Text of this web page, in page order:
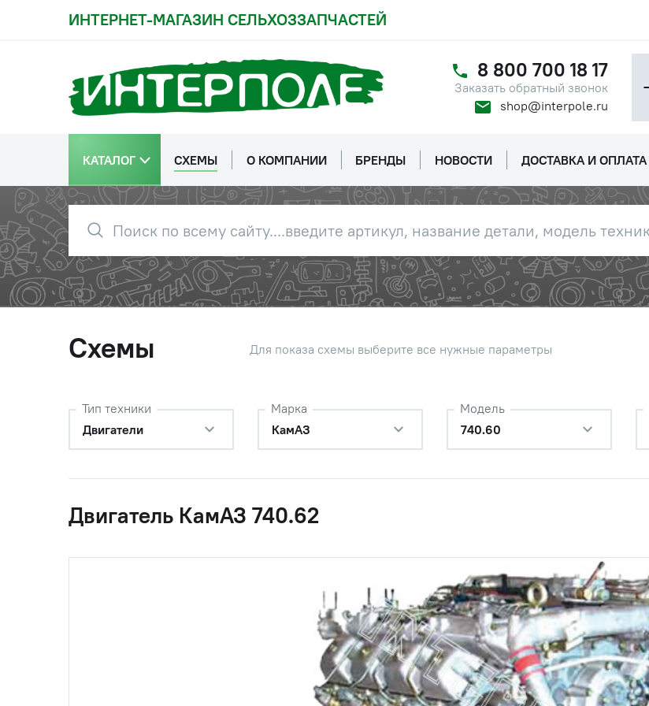
ИНТЕРНЕТ-МАГАЗИН СЕЛЬХОЗЗАПЧАСТЕЙ
8 800 700 18 17
Заказать обратный звонок
shop@interpole.ru
КАТАЛОГ СХЕМЫ О КОМПАНИИ БРЕНДЫ НОВОСТИ ДОСТАВКА И ОПЛАТА
Схемы Для показа схемы выберите все нужные параметры
Тип техники
Двигатели
Марка
КамАЗ
Модель
740.60
Двигатель КамАЗ 740.62